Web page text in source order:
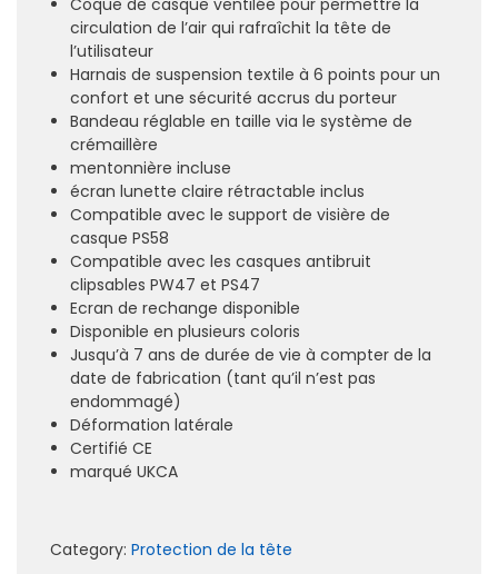
Coque de casque ventilée pour permettre la
circulation de l’air qui rafraîchit la tête de
l’utilisateur
Harnais de suspension textile à 6 points pour un
confort et une sécurité accrus du porteur
Bandeau réglable en taille via le système de
crémaillère
mentonnière incluse
écran lunette claire rétractable inclus
Compatible avec le support de visière de
casque PS58
Compatible avec les casques antibruit
clipsables PW47 et PS47
Ecran de rechange disponible
Disponible en plusieurs coloris
Jusqu’à 7 ans de durée de vie à compter de la
date de fabrication (tant qu’il n’est pas
endommagé)
Déformation latérale
Certifié CE
marqué UKCA
Category: Protection de la tête